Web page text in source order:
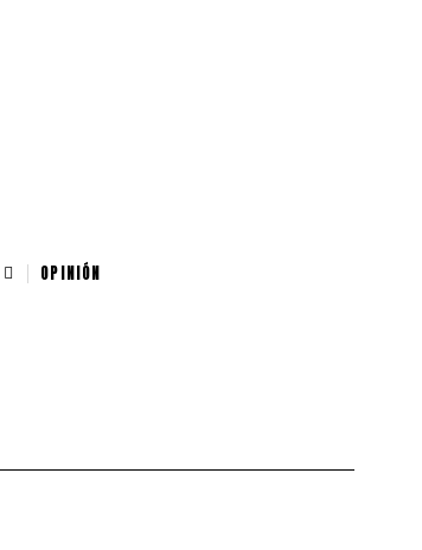
OPINIÓN